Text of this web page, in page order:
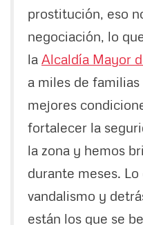
prostitución, eso
negociación, lo
la Alcaldía Mayor
a miles de
mejores
fortalecer la
la zona y hemos
durante meses.
vandalismo y
están los que se